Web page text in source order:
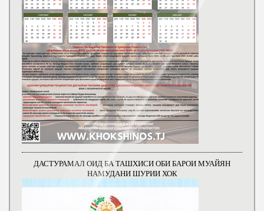
ДАСТУРАМАЛ ОИД БА ТАШХИСИ ОБИ БАРОИ МУАЙЯН
НАМУДАНИ ШУРИИ ХОК